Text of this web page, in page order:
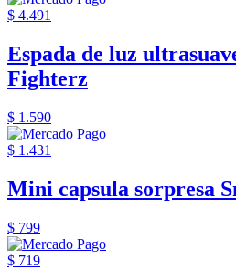
$ 4.491
Espada de luz
Fighterz
$ 1.590
$ 1.431
Mini capsula sorpresa
$ 799
$ 719